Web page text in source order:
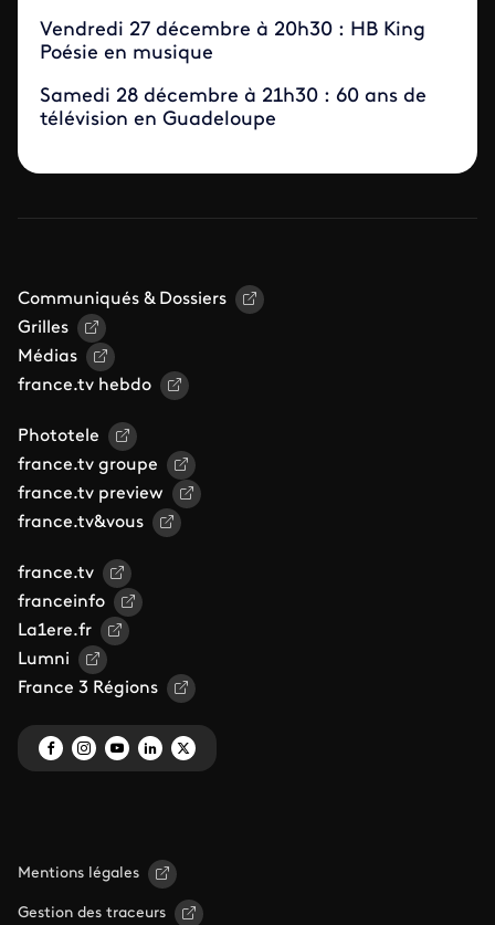
Vendredi 27 décembre à 20h30 : HB King
Poésie en musique
Samedi 28 décembre à 21h30 : 60 ans de
télévision en Guadeloupe
Communiqués & Dossiers
Grilles
Médias
france.tv hebdo
Phototele
france.tv groupe
france.tv preview
france.tv&vous
france.tv
franceinfo
La1ere.fr
Lumni
France 3 Régions
Mentions légales
Gestion des traceurs